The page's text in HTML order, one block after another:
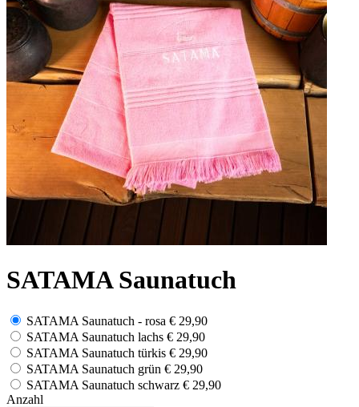
SATAMA Saunatuch
SATAMA Saunatuch - rosa € 29,90
SATAMA Saunatuch lachs € 29,90
SATAMA Saunatuch türkis € 29,90
SATAMA Saunatuch grün € 29,90
SATAMA Saunatuch schwarz € 29,90
Anzahl